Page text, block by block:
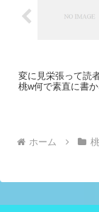
変に見栄張って読
桃w何で素直に書
ホーム